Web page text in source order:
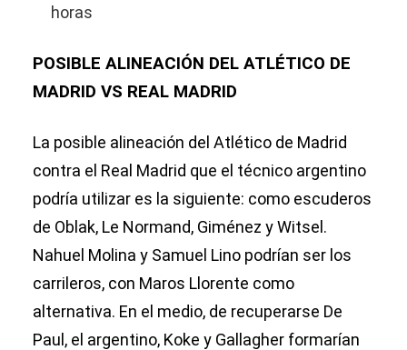
horas
POSIBLE ALINEACIÓN DEL ATLÉTICO DE
MADRID VS REAL MADRID
La posible alineación del Atlético de Madrid
contra el Real Madrid que el técnico argentino
podría utilizar es la siguiente: como escuderos
de Oblak, Le Normand, Giménez y Witsel.
Nahuel Molina y Samuel Lino podrían ser los
carrileros, con Maros Llorente como
alternativa. En el medio, de recuperarse De
Paul, el argentino, Koke y Gallagher formarían